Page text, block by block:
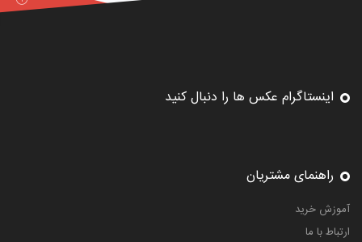
اینستاگرام عکس ها را دنبال کنید
راهنمای مشتریان
آموزش خرید
ارتباط با ما